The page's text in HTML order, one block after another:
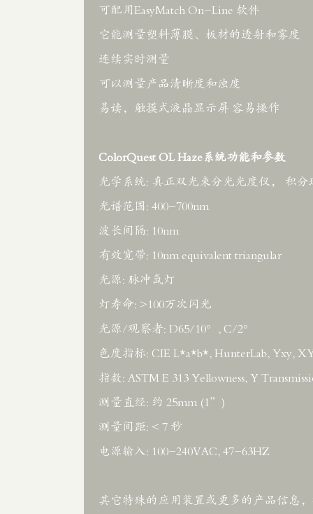
可配用EasyMatch On-Line 软件
它能测量塑料薄膜、板材的透射和雾度
连续实时测量
可以测量产品清晰度和浊度
易读，触摸式液晶显示屏 容易操作
ColorQuest OL Haze系统功能和参数
光学系统: 真正双光束分光光度仪， 积分
光谱范围: 400-700nm
波长间隔: 10nm
有效宽带: 10nm equivalent triangular
光源: 脉冲氙灯
灯寿命: >100万次闪光
光源/观察者: D65/10°, C/2°
色度指标: CIE L*a*b*, HunterLab, Yxy,
指数: ASTM E 313 Yellowness, Y
测量直经: 约 25mm (1”)
测量间距: < 7 秒
电源输入: 100-240VAC, 47-63HZ
其它特殊的应用装置或更多的产品信息